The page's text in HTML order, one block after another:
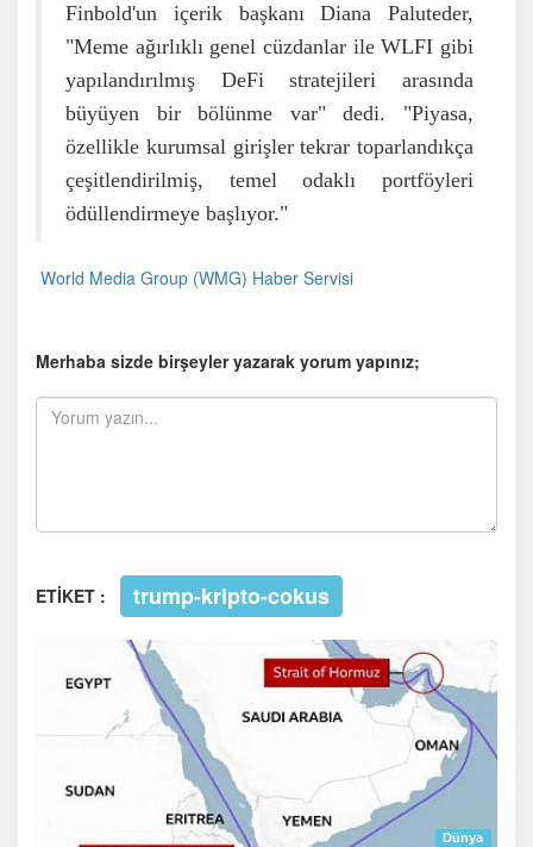
Finbold'un içerik başkanı Diana Paluteder,
"Meme ağırlıklı genel cüzdanlar ile WLFI gibi
yapılandırılmış DeFi stratejileri arasında
büyüyen bir bölünme var" dedi. "Piyasa,
özellikle kurumsal girişler tekrar toparlandıkça
çeşitlendirilmiş, temel odaklı portföyleri
ödüllendirmeye başlıyor."
World Media Group (WMG) Haber Servisi
Merhaba sizde birşeyler yazarak yorum yapınız;
ETİKET : trump-kripto-cokus
Dünya